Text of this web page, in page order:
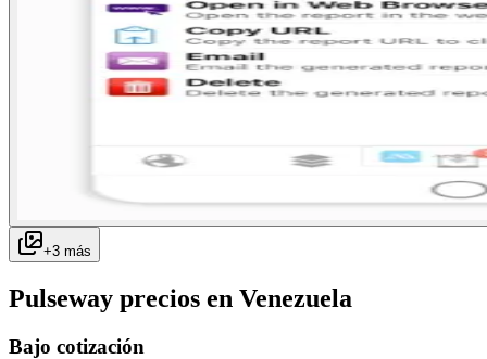
+3 más
Pulseway precios en Venezuela
Bajo cotización